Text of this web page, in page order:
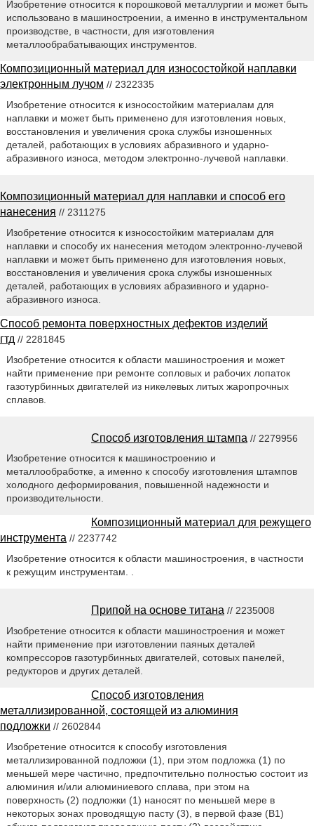
Изобретение относится к порошковой металлургии и может быть
использовано в машиностроении, а именно в инструментальном
производстве, в частности, для изготовления
металлообрабатывающих инструментов.
Композиционный материал для износостойкой наплавки
электронным лучом // 2322335
Изобретение относится к износостойким материалам для
наплавки и может быть применено для изготовления новых,
восстановления и увеличения срока службы изношенных
деталей, работающих в условиях абразивного и ударно-
абразивного износа, методом электронно-лучевой наплавки.
Композиционный материал для наплавки и способ его
нанесения // 2311275
Изобретение относится к износостойким материалам для
наплавки и способу их нанесения методом электронно-лучевой
наплавки и может быть применено для изготовления новых,
восстановления и увеличения срока службы изношенных
деталей, работающих в условиях абразивного и ударно-
абразивного износа.
Способ ремонта поверхностных дефектов изделий
гтд // 2281845
Изобретение относится к области машиностроения и может
найти применение при ремонте сопловых и рабочих лопаток
газотурбинных двигателей из никелевых литых жаропрочных
сплавов.
Способ изготовления штампа // 2279956
Изобретение относится к машиностроению и
металлообработке, а именно к способу изготовления штампов
холодного деформирования, повышенной надежности и
производительности.
Композиционный материал для режущего
инструмента // 2237742
Изобретение относится к области машиностроения, в частности
к режущим инструментам. .
Припой на основе титана // 2235008
Изобретение относится к области машиностроения и может
найти применение при изготовлении паяных деталей
компрессоров газотурбинных двигателей, сотовых панелей,
редукторов и других деталей.
Способ изготовления
металлизированной, состоящей из алюминия
подложки // 2602844
Изобретение относится к способу изготовления
металлизированной подложки (1), при этом подложка (1) по
меньшей мере частично, предпочтительно полностью состоит из
алюминия и/или алюминиевого сплава, при этом на
поверхность (2) подложки (1) наносят по меньшей мере в
некоторых зонах проводящую пасту (3), в первой фазе (B1)